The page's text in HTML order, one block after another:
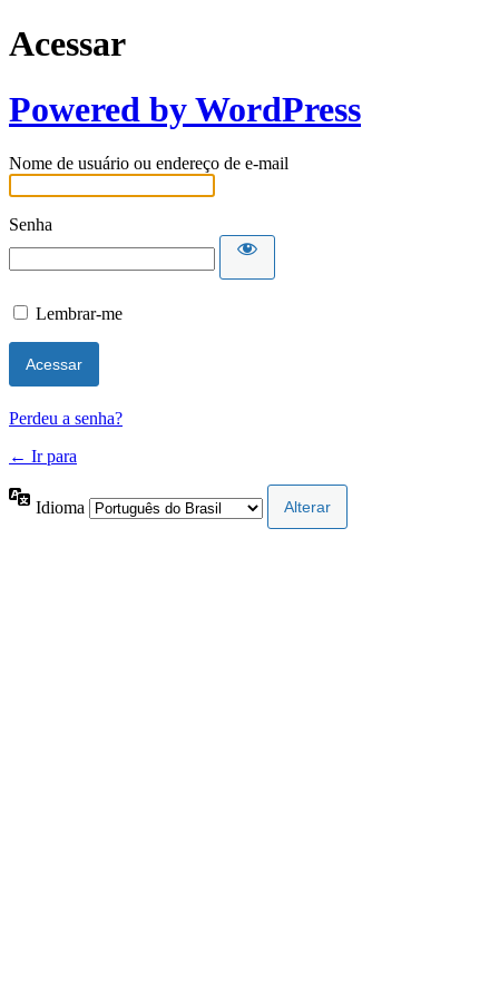
Acessar
Powered by WordPress
Nome de usuário ou endereço de e-mail
Senha
Lembrar-me
Perdeu a senha?
← Ir para
Idioma